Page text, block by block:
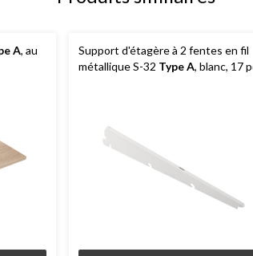
A, au
Support d'étagère à 2 fentes en fil
métallique S-32 Type A, blanc, 17